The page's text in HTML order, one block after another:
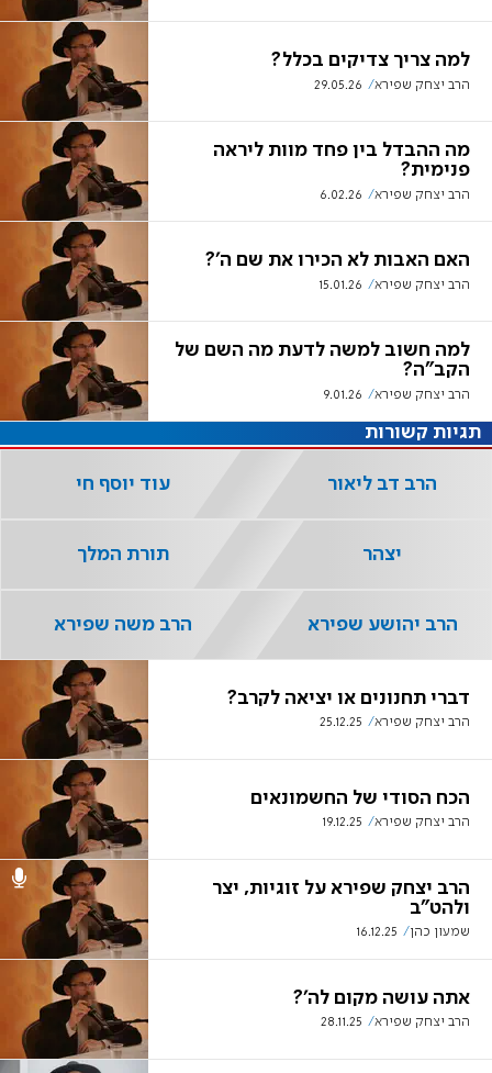
למה צריך צדיקים בכלל?
הרב יצחק שפירא 29.05.26
מה ההבדל בין פחד מוות ליראה
פנימית?
הרב יצחק שפירא 6.02.26
האם האבות לא הכירו את שם ה'?
הרב יצחק שפירא 15.01.26
למה חשוב למשה לדעת מה השם של
הקב"ה?
הרב יצחק שפירא 9.01.26
דברי תחנונים או יציאה לקרב?
הרב יצחק שפירא 25.12.25
הכח הסודי של החשמונאים
הרב יצחק שפירא 19.12.25
הרב יצחק שפירא על זוגיות, יצר
ולהט"ב
שמעון כהן 16.12.25
אתה עושה מקום לה'?
הרב יצחק שפירא 28.11.25
תגיות קשורות
הרב דב ליאור עוד יוסף חי
יצהר תורת המלך
הרב יהושע שפירא הרב משה שפירא